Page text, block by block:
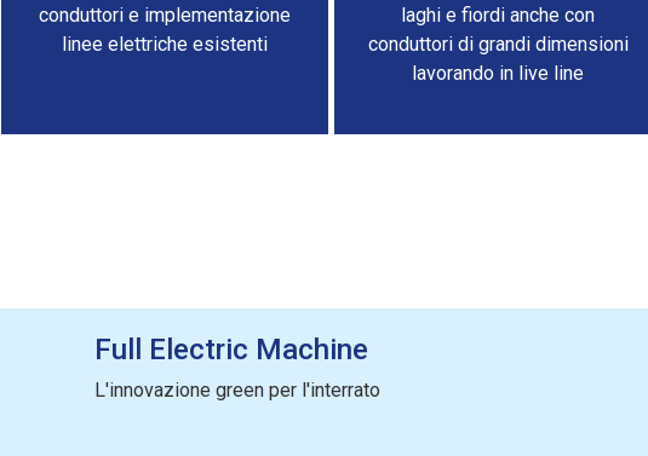
conduttori e implementazione
linee elettriche esistenti
laghi e fiordi anche con
conduttori di grandi dimensioni
lavorando in live line
Full Electric Machine
L'innovazione green per l'interrato